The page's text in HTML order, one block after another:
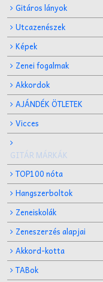
Gitáros lányok
Utcazenészek
Képek
Zenei fogalmak
Akkordok
AJÁNDÉK ÖTLETEK
Vicces
GITÁR MÁRKÁK
TOP100 nóta
Hangszerboltok
Zeneiskolák
Zeneszerzés alapjai
Akkord-kotta
TABok